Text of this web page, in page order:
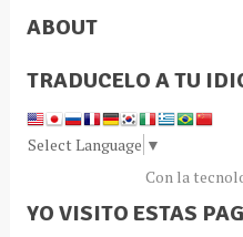
ABOUT
TRADUCELO A TU
Select Language ▼
Con la
YO VISITO ESTAS